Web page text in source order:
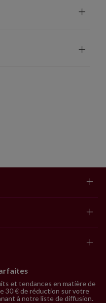
main est unique et peut
extérieure de
et tendances en matière de
30 € de réduction sur votre
à notre liste de diffusion.